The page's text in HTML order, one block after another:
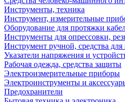
Инструменты, техника
Инструмент, измерительные
Оборудование для протяжки
Инструменты для опрессовки,
Инструмент ручной, средства
Указатели напряжения и
Рабочая одежда, средства защиты
Электроизмерительные приборы
Электроинструменты и
Предохранители